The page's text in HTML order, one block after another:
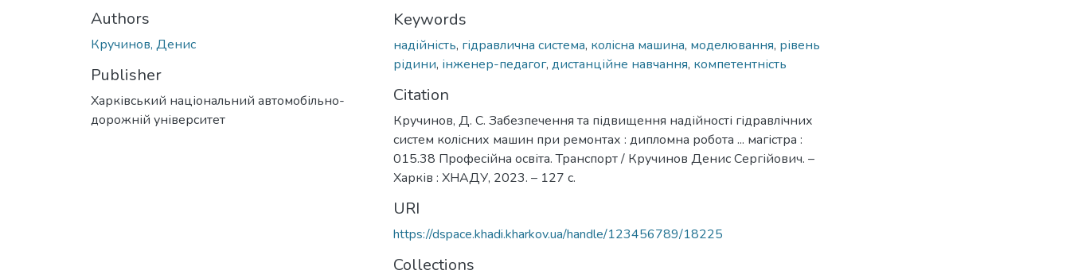
Authors
Кручинов, Денис
Publisher
Харківський національний автомобільно-
дорожній університет
Keywords
надійність, гідравлична система, колісна машина, моделювання, рівень
рідини, інженер-педагог, дистанційне навчання, компетентність
Citation
Кручинов, Д. С. Забезпечення та підвищення надійності гідравлічних
систем колісних машин при ремонтах : дипломна робота ... магістра :
015.38 Професійна освіта. Транспорт / Кручинов Денис Сергійович. –
Харків : ХНАДУ, 2023. – 127 с.
URI
https://dspace.khadi.kharkov.ua/handle/123456789/18225
Collections